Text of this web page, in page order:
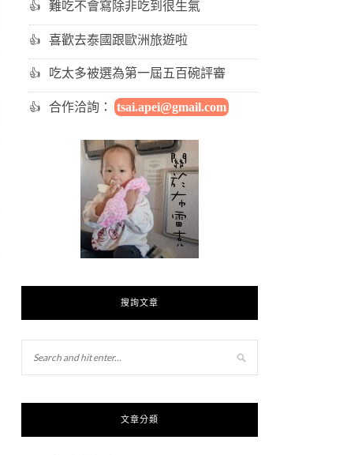
難吃不會寫除非吃到很生氣
喜歡去泰國跟歐洲旅遊啦
吃太多被選為第一屆五百碗評審
合作洽詢： tsai.apei@gmail.com
搜詢文章
文章分類